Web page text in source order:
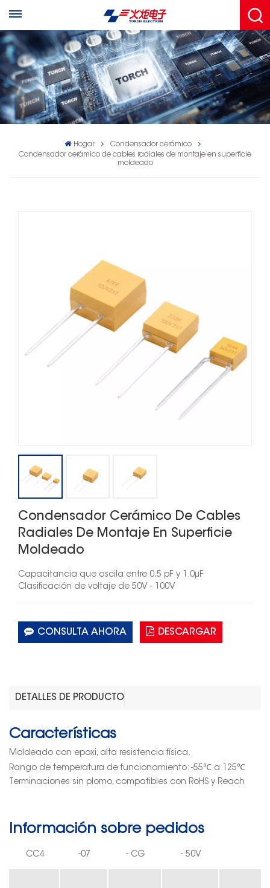
Hogar
Condensador cerámico
Condensador cerámico de cables radiales de montaje en superficie
moldeado
Condensador Cerámico De Cables
Radiales De Montaje En Superficie
Moldeado
Capacitancia que oscila entre 0,5 pF y 1.0μF
Clasificación de voltaje de 50V - 100V
CONSULTA AHORA DESCARGAR
DETALLES DE PRODUCTO
Características
Moldeado con epoxi, alta resistencia física.
Rango de temperatura de funcionamiento: -55℃ a 125℃
Terminaciones sin plomo, compatibles con RoHS y Reach
Información sobre pedidos
CC4 -07 - CG - 50V